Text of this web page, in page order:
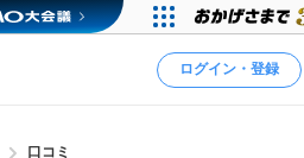
ログイン・登録
口コミ